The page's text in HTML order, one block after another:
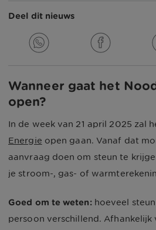
Deel dit nieuws
Wanneer gaat het
open?
In de week van 21 april 2025 zal
Energie open gaan. Vanaf dat
aanvraag doen om steun te
je stroom-, gas- of
Goed om te weten: hoeveel
persoon verschillend. Afhankelijk